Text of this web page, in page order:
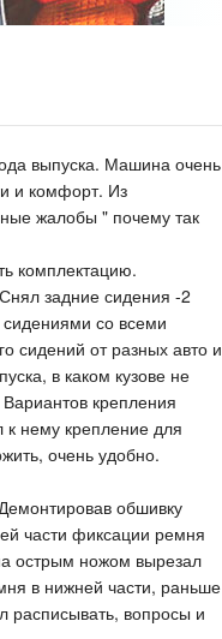
выпуска. Машина очень
и комфорт. Из
жалобы " почему так
комплектацию.
задние сидения -2
со всеми
сидений от разных авто и
в каком кузове не
крепления
нему крепление для
очень удобно.
обшивку
части фиксации ремня
острым ножом вырезал
в нижней части, раньше
расписывать, вопросы и